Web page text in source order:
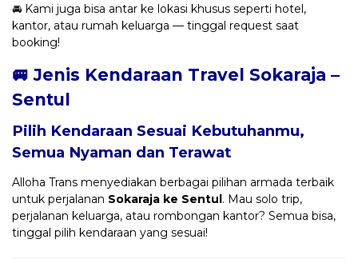
🚘 Kami juga bisa antar ke lokasi khusus seperti hotel,
kantor, atau rumah keluarga — tinggal request saat
booking!
🚐 Jenis Kendaraan Travel Sokaraja –
Sentul
Pilih Kendaraan Sesuai Kebutuhanmu,
Semua Nyaman dan Terawat
Alloha Trans menyediakan berbagai pilihan armada terbaik
untuk perjalanan Sokaraja ke Sentul. Mau solo trip,
perjalanan keluarga, atau rombongan kantor? Semua bisa,
tinggal pilih kendaraan yang sesuai!